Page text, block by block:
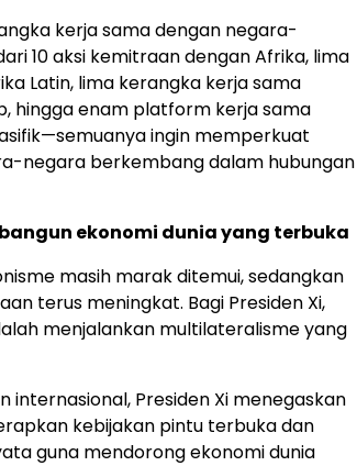
kerja sama dengan negara-
10 aksi kemitraan dengan Afrika, lima
Latin, lima kerangka kerja sama
hingga enam platform kerja sama
ingin memperkuat
negara berkembang dalam hubungan
ekonomi dunia yang terbuka
masih marak ditemui, sedangkan
terus meningkat. Bagi Presiden Xi,
menjalankan multilateralisme yang
Presiden Xi menegaskan
kebijakan pintu terbuka dan
guna mendorong ekonomi dunia